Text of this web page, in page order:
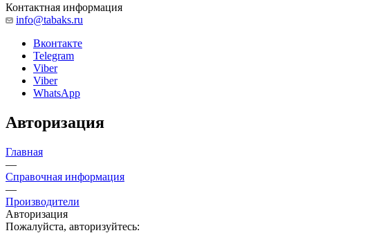
Контактная информация
info@tabaks.ru
Вконтакте
Telegram
Viber
Viber
WhatsApp
Авторизация
Главная
—
Справочная информация
—
Производители
Авторизация
Пожалуйста, авторизуйтесь: